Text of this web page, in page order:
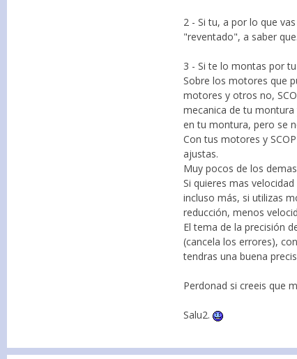
2 - Si tu, a por lo que
"reventado", a saber que.
3 - Si te lo montas por
Sobre los motores que
motores y otros no,
mecanica de tu
en tu montura, pero se
Con tus motores y
ajustas.
Muy pocos de los
Si quieres mas
incluso más, si utilizas
reducción, menos
El tema de la precisión
(cancela los errores),
tendras una buena
Perdonad si creeis que
Salu2.